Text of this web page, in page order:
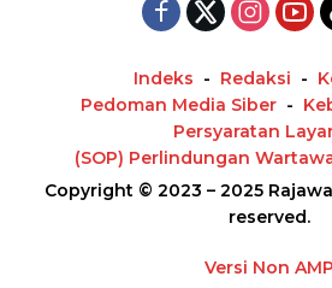
Indeks Redaksi
Pedoman Media Siber
Persyaratan
(SOP) Perlindungan
Copyright © 2023 – 2025
reserved.
Versi Non AMP